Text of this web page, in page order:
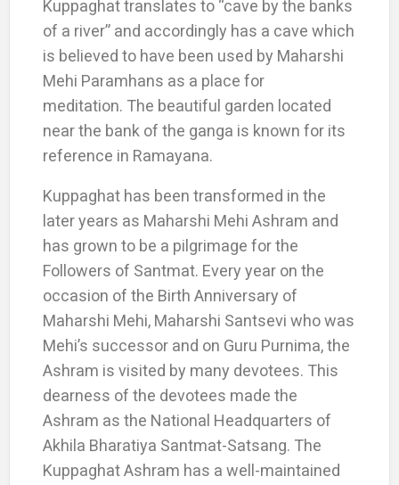
Kuppaghat translates to “cave by the banks
of a river” and accordingly has a cave which
is believed to have been used by Maharshi
Mehi Paramhans as a place for
meditation. The beautiful garden located
near the bank of the ganga is known for its
reference in Ramayana.
Kuppaghat has been transformed in the
later years as Maharshi Mehi Ashram and
has grown to be a pilgrimage for the
Followers of Santmat. Every year on the
occasion of the Birth Anniversary of
Maharshi Mehi, Maharshi Santsevi who was
Mehi’s successor and on Guru Purnima, the
Ashram is visited by many devotees. This
dearness of the devotees made the
Ashram as the National Headquarters of
Akhila Bharatiya Santmat-Satsang. The
Kuppaghat Ashram has a well-maintained